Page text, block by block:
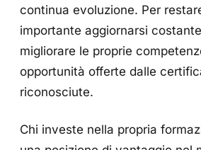
continua evoluzione. Per
importante aggiornarsi
migliorare le proprie
opportunità offerte dalle
riconosciute.
Chi investe nella propria